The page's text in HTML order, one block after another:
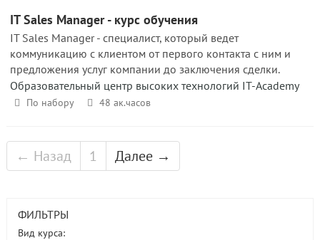
IT Sales Manager - курс обучения
IT Sales Manager - специалист, который ведет
коммуникацию с клиентом от первого контакта с ним и
предложения услуг компании до заключения сделки.
Образовательный центр высоких технологий IT-Academy
По набору 48 ак.часов
← Назад 1 Далее →
ФИЛЬТРЫ
Вид курса: